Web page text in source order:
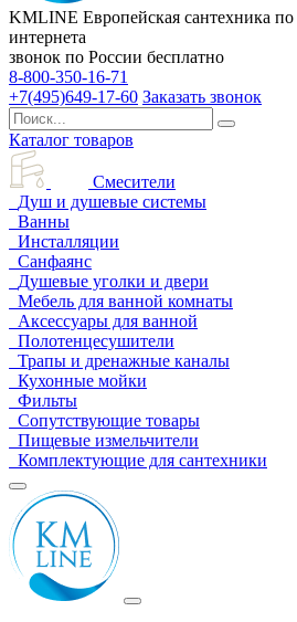
KMLINE Европейская сантехника
интернета
звонок по России бесплатно
8-800-350-16-71
+7(495)649-17-60 Заказать звонок
Каталог товаров
Смесители
Душ и душевые системы
Ванны
Инсталляции
Санфаянс
Душевые уголки и двери
Мебель для ванной комнаты
Аксессуары для ванной
Полотенцесушители
Трапы и дренажные каналы
Кухонные мойки
Фильты
Сопутствующие товары
Пищевые измельчители
Комплектующие для сантехники